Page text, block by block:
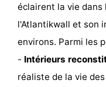
faire
Lieux
d'intérêt
Musées
éclairent la vie dans
l'Atlantikwall et son
environs. Parmi les
- Intérieurs
réaliste de la vie